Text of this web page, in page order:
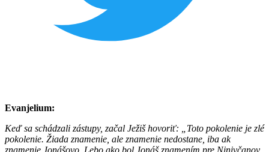
Evanjelium:
Keď sa schádzali zástupy, začal Ježiš hovoriť: „Toto pokolenie je zlé
pokolenie. Žiada znamenie, ale znamenie nedostane, iba ak